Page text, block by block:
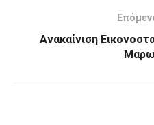
Ανακαίνιση